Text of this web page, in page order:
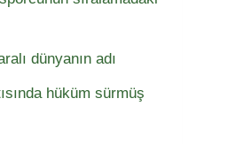
dünyanın adı
hüküm sürmüş